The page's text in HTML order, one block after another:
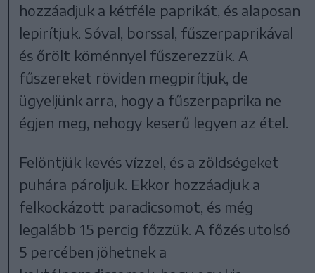
hozzáadjuk a kétféle paprikát, és alaposan
lepirítjuk. Sóval, borssal, fűszerpaprikával
és őrölt köménnyel fűszerezzük. A
fűszereket röviden megpirítjuk, de
ügyeljünk arra, hogy a fűszerpaprika ne
égjen meg, nehogy keserű legyen az étel.
Felöntjük kevés vízzel, és a zöldségeket
puhára pároljuk. Ekkor hozzáadjuk a
felkockázott paradicsomot, és még
legalább 15 percig főzzük. A főzés utolsó
5 percében jöhetnek a